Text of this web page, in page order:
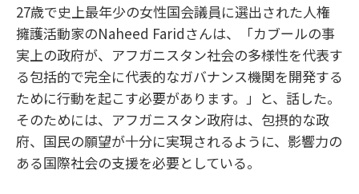
27歳で史上最年少の女性国会議員に選出された人権
擁護活動家のNaheed Faridさんは、「カブールの事
実上の政府が、アフガニスタン社会の多様性を代表す
る包括的で完全に代表的なガバナンス機関を開発する
ために行動を起こす必要があります。」と、話した。
そのためには、アフガニスタン政府は、包摂的な政
府、国民の願望が十分に実現されるように、影響力の
ある国際社会の支援を必要としている。